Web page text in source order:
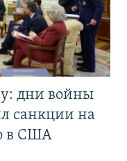
дни войны
санкции на
в США